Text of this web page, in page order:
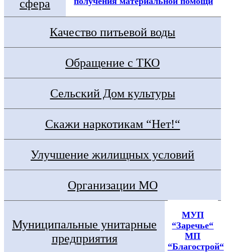
сфера
Качество питьевой воды
Обращение с ТКО
Сельский Дом культуры
Скажи наркотикам “Нет!“
Улучшение жилищных условий
Организации МО
Муниципальные унитарные
предприятия
МУП
“Заречье“
МП
“Благострой“